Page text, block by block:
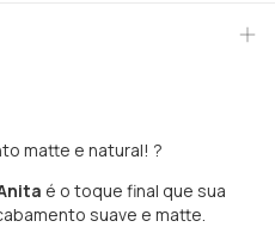
matte e natural! ?
é o toque final que sua
suave e matte.